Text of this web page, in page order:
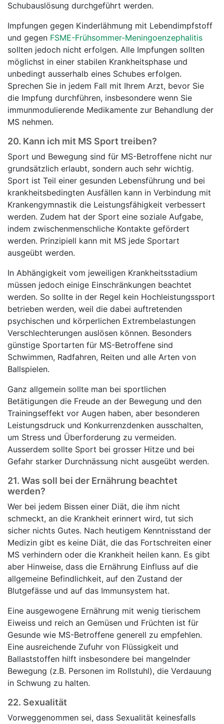
Schubauslösung durchgeführt werden.
Impfungen gegen Kinderlähmung mit Lebendimpfstoff
und gegen FSME-Frühsommer-Meningoenzephalitis
sollten jedoch nicht erfolgen. Alle Impfungen sollten
möglichst in einer stabilen Krankheitsphase und
unbedingt ausserhalb eines Schubes erfolgen.
Sprechen Sie in jedem Fall mit Ihrem Arzt, bevor Sie
die Impfung durchführen, insbesondere wenn Sie
immunmodulierende Medikamente zur Behandlung der
MS nehmen.
20. Kann ich mit MS Sport treiben?
Sport und Bewegung sind für MS-Betroffene nicht nur
grundsätzlich erlaubt, sondern auch sehr wichtig.
Sport ist Teil einer gesunden Lebensführung und bei
krankheitsbedingten Ausfällen kann in Verbindung mit
Krankengymnastik die Leistungsfähigkeit verbessert
werden. Zudem hat der Sport eine soziale Aufgabe,
indem zwischenmenschliche Kontakte gefördert
werden. Prinzipiell kann mit MS jede Sportart
ausgeübt werden.
In Abhängigkeit vom jeweiligen Krankheitsstadium
müssen jedoch einige Einschränkungen beachtet
werden. So sollte in der Regel kein Hochleistungssport
betrieben werden, weil die dabei auftretenden
psychischen und körperlichen Extrembelastungen
Verschlechterungen auslösen können. Besonders
günstige Sportarten für MS-Betroffene sind
Schwimmen, Radfahren, Reiten und alle Arten von
Ballspielen.
Ganz allgemein sollte man bei sportlichen
Betätigungen die Freude an der Bewegung und den
Trainingseffekt vor Augen haben, aber besonderen
Leistungsdruck und Konkurrenzdenken ausschalten,
um Stress und Überforderung zu vermeiden.
Ausserdem sollte Sport bei grosser Hitze und bei
Gefahr starker Durchnässung nicht ausgeübt werden.
21. Was soll bei der Ernährung beachtet
werden?
Wer bei jedem Bissen einer Diät, die ihm nicht
schmeckt, an die Krankheit erinnert wird, tut sich
sicher nichts Gutes. Nach heutigem Kenntnisstand der
Medizin gibt es keine Diät, die das Fortschreiten einer
MS verhindern oder die Krankheit heilen kann. Es gibt
aber Hinweise, dass die Ernährung Einfluss auf die
allgemeine Befindlichkeit, auf den Zustand der
Blutgefässe und auf das Immunsystem hat.
Eine ausgewogene Ernährung mit wenig tierischem
Eiweiss und reich an Gemüsen und Früchten ist für
Gesunde wie MS-Betroffene generell zu empfehlen.
Eine ausreichende Zufuhr von Flüssigkeit und
Ballaststoffen hilft insbesondere bei mangelnder
Bewegung (z.B. Personen im Rollstuhl), die Verdauung
in Schwung zu halten.
22. Sexualität
Vorweggenommen sei, dass Sexualität keinesfalls